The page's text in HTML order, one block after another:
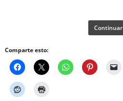
Continuar
Comparte esto: